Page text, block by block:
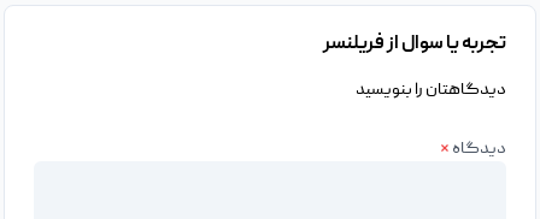
تجربه یا سوال از فریلنسر
دیدگاهتان را بنویسید
دیدگاه *